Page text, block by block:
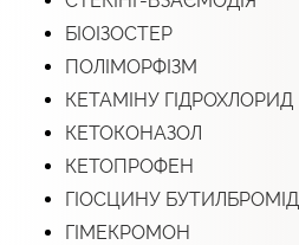
БІОІЗОСТЕР
ПОЛІМОРФІЗМ
КЕТАМІНУ ГІДРОХЛОРИД
КЕТОКОНАЗОЛ
КЕТОПРОФЕН
ГІОСЦИНУ БУТИЛБРОМІД
ГІМЕКРОМОН